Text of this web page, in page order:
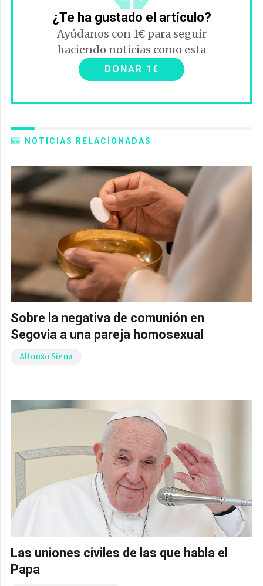
¿Te ha gustado el artículo?
Ayúdanos con 1€ para seguir
haciendo noticias como esta
DONAR 1€
NOTICIAS RELACIONADAS
Sobre la negativa de comunión en
Segovia a una pareja homosexual
Alfonso Siena
Las uniones civiles de las que habla el
Papa